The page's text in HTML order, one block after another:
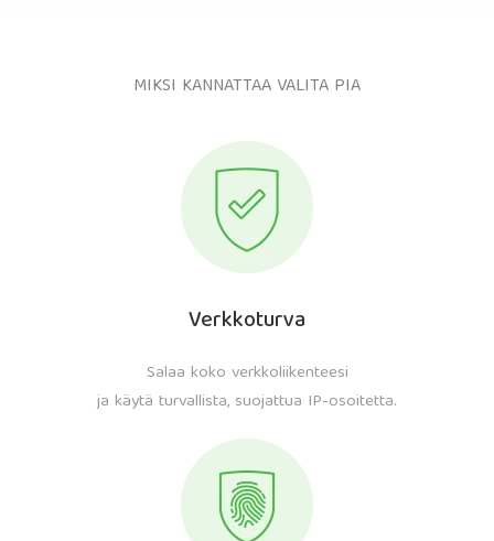
MIKSI KANNATTAA VALITA PIA
Verkkoturva
Salaa koko verkkoliikenteesi
ja käytä turvallista, suojattua IP-osoitetta.